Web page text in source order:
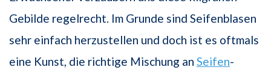
Gebilde regelrecht. Im Grunde sind Seifenblasen
sehr einfach herzustellen und doch ist es oftmals
eine Kunst, die richtige Mischung an Seifen-